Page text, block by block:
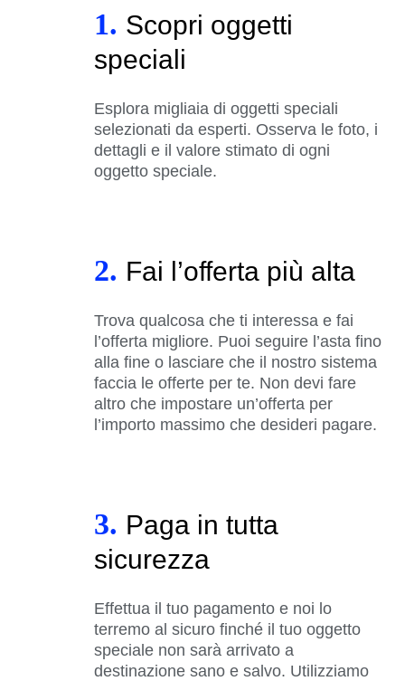
1. Scopri oggetti
speciali
Esplora migliaia di oggetti speciali
selezionati da esperti. Osserva le foto, i
dettagli e il valore stimato di ogni
oggetto speciale.
2. Fai l’offerta più alta
Trova qualcosa che ti interessa e fai
l’offerta migliore. Puoi seguire l’asta fino
alla fine o lasciare che il nostro sistema
faccia le offerte per te. Non devi fare
altro che impostare un’offerta per
l’importo massimo che desideri pagare.
3. Paga in tutta
sicurezza
Effettua il tuo pagamento e noi lo
terremo al sicuro finché il tuo oggetto
speciale non sarà arrivato a
destinazione sano e salvo. Utilizziamo